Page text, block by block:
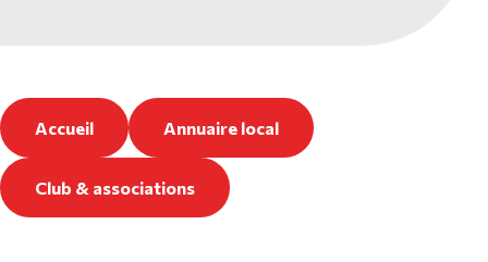
Accueil Annuaire local
Club & associations